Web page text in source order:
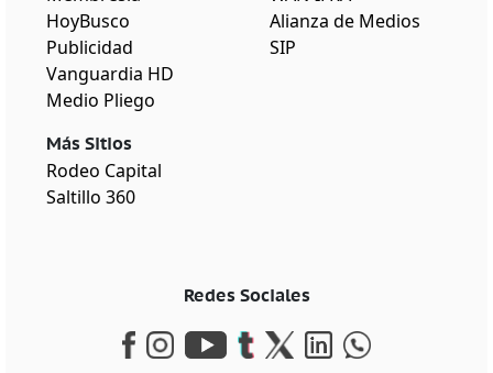
HoyBusco
Publicidad
Vanguardia HD
Medio Pliego
Más Sitios
Rodeo Capital
Saltillo 360
Alianza de Medios
SIP
Redes Sociales